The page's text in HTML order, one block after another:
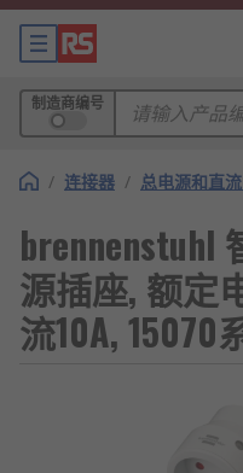
制造商编号
/ 连接器 / 总电源和直
brennenstuhl
源插座, 额定
流10A, 15070